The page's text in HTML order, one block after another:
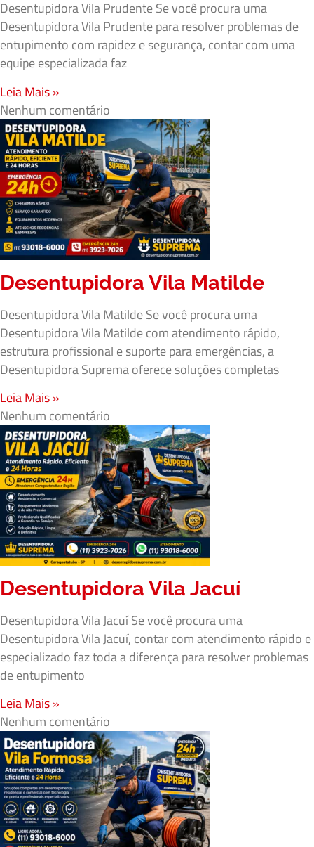
Desentupidora Vila Prudente Se você procura uma
Desentupidora Vila Prudente para resolver problemas de
entupimento com rapidez e segurança, contar com uma
equipe especializada faz
Leia Mais »
Nenhum comentário
Desentupidora Vila Matilde
Desentupidora Vila Matilde Se você procura uma
Desentupidora Vila Matilde com atendimento rápido,
estrutura profissional e suporte para emergências, a
Desentupidora Suprema oferece soluções completas
Leia Mais »
Nenhum comentário
Desentupidora Vila Jacuí
Desentupidora Vila Jacuí Se você procura uma
Desentupidora Vila Jacuí, contar com atendimento rápido e
especializado faz toda a diferença para resolver problemas
de entupimento
Leia Mais »
Nenhum comentário